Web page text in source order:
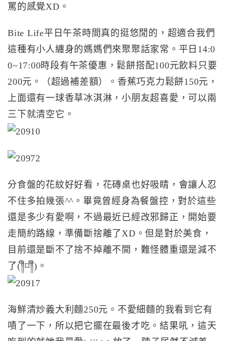
罵的感覺XD。
Bite Life平日午茶時間真的挺悠閒的，超適合我們
這種有小人纏身的媽媽們來聚聚話家常。平日14:0
0~17:00時段有午茶優惠，鬆餅搭配100元飲料只要
200元。（超過補差額）。香蕉巧克力鬆餅150元，
上面還有一球香草冰淇淋，小朋友超喜愛，可以兩
三下就清空它。
分食盤的花紋好好看，花磚桌也好吸睛，會讓人忍
不住多拍幾張^^。畢竟曾經身為餐盤控，對於這些
還是多少有愛啊，不過最近已經改邪歸正，開始要
走簡約路線，準備斷捨離了XD。但是對於美食，
目前還是斷不了捨不掉離不開，難怪體重還是減不
了(༎ຶ⌑༎ຶ)。
海鮮清炒義大利麵250元。不愛細麵的我看到它有
嘖了一下，所以把它擺在最後才吃。結果吼，這天